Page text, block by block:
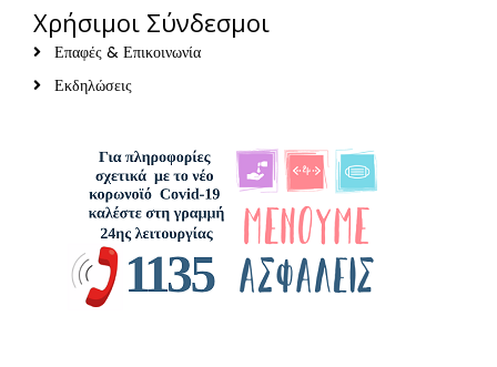
Χρήσιμοι Σύνδεσμοι
Επαφές & Επικοινωνία
Εκδηλώσεις